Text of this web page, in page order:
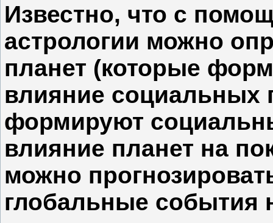
Известно, что с
астрологии можно
планет (которые
влияние социальных
формируют
влияние планет на
можно
глобальные события